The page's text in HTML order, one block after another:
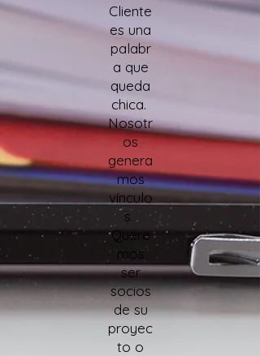
Cliente
es una
palabr
a que
queda
chica.
Nosotr
os
genera
mos
vínculo
s.
Quere
mos
ser
socios
de su
proyec
to o